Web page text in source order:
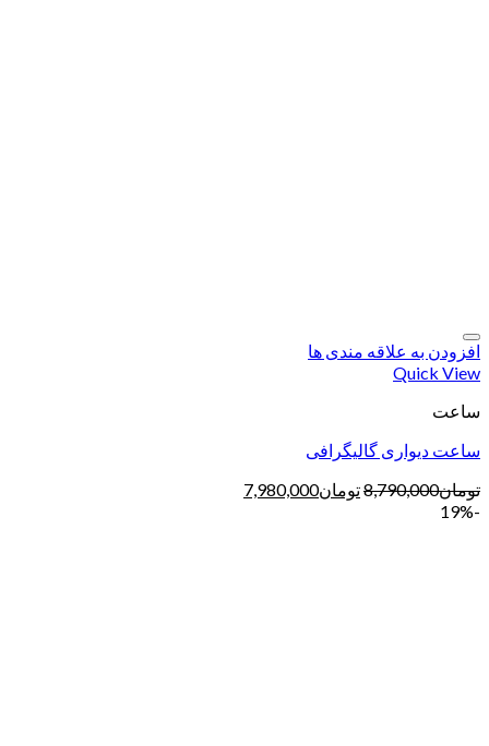
افزودن به علاقه مندی ها
Quick View
ساعت
ساعت دیواری گالیگرافی
تومان8,790,000تومان7,980,000
-19%